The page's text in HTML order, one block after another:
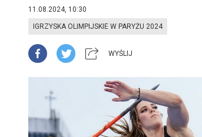
11.08.2024, 10:30
IGRZYSKA OLIMPIJSKIE W PARYŻU 2024
WYŚLIJ